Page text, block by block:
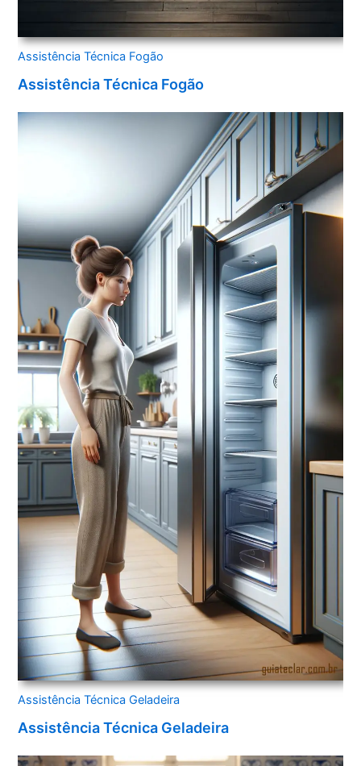
Assistência Técnica Fogão
Assistência Técnica Fogão
Assistência Técnica Geladeira
Assistência Técnica Geladeira